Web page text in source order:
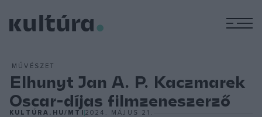
MŰVÉSZET
Elhunyt Jan A. P. Kaczmarek
Oscar-díjas filmzeneszerző
KULTÚRA.HU/MTI 2024. MÁJUS 21.